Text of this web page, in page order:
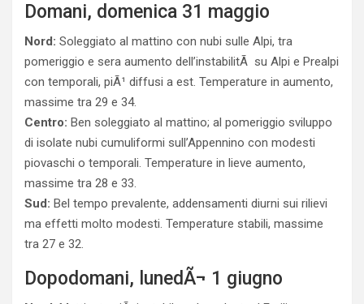
Domani, domenica 31 maggio
Nord: Soleggiato al mattino con nubi sulle Alpi, tra
pomeriggio e sera aumento dell’instabilitÃ su Alpi e Prealpi
con temporali, piÃ¹ diffusi a est. Temperature in aumento,
massime tra 29 e 34.
Centro: Ben soleggiato al mattino; al pomeriggio sviluppo
di isolate nubi cumuliformi sull’Appennino con modesti
piovaschi o temporali. Temperature in lieve aumento,
massime tra 28 e 33.
Sud: Bel tempo prevalente, addensamenti diurni sui rilievi
ma effetti molto modesti. Temperature stabili, massime
tra 27 e 32.
Dopodomani, lunedÃ¬ 1 giugno